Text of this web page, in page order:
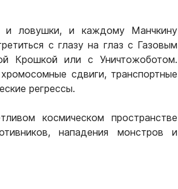
ловушки, и каждому Манчкину
с глазу на глаз с Газовым
Крошкой или с Уничтожоботом.
сдвиги, транспортные
регрессы.
космическом пространстве
нападения монстров и